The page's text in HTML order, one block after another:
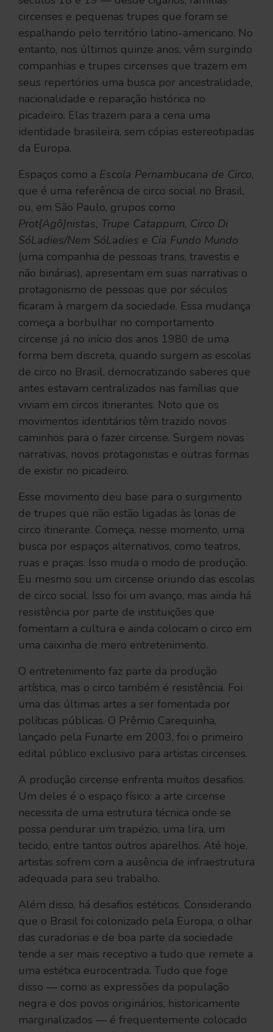
circenses e pequenas trupes que foram se
espalhando pelo território latino-americano. No
entanto, nos últimos quinze anos, vêm surgindo
companhias e trupes circenses que trazem em
seus repertórios uma busca por ancestralidade,
nacionalidade e reparação histórica no
picadeiro. Elas trazem para a cena uma
identidade brasileira, sem cópias estereotipadas
da Europa.
Espaços como a Escola Pernambucana de Circo,
que é uma referência de circo social no Brasil,
ou, em São Paulo, grupos como
Prot{Agô}nistas, Trupe Catappum, Circo Di
SóLadies/Nem SóLadies e Cia Fundo Mundo
(uma companhia de pessoas trans, travestis e
não binárias), apresentam em suas narrativas o
protagonismo de pessoas que por séculos
ficaram à margem da sociedade. Essa mudança
começa a borbulhar no comportamento
circense já no início dos anos 1980 de uma
forma bem discreta, quando surgem as escolas
de circo no Brasil, democratizando saberes que
antes estavam centralizados nas famílias que
viviam em circos itinerantes. Noto que os
movimentos identitários têm trazido novos
caminhos para o fazer circense. Surgem novas
narrativas, novos protagonistas e outras formas
de existir no picadeiro.
Esse movimento deu base para o surgimento
de trupes que não estão ligadas às lonas de
circo itinerante. Começa, nesse momento, uma
busca por espaços alternativos, como teatros,
ruas e praças. Isso muda o modo de produção.
Eu mesmo sou um circense oriundo das escolas
de circo social. Isso foi um avanço, mas ainda há
resistência por parte de instituições que
fomentam a cultura e ainda colocam o circo em
uma caixinha de mero entretenimento.
O entretenimento faz parte da produção
artística, mas o circo também é resistência. Foi
uma das últimas artes a ser fomentada por
políticas públicas. O Prêmio Carequinha,
lançado pela Funarte em 2003, foi o primeiro
edital público exclusivo para artistas circenses.
A produção circense enfrenta muitos desafios.
Um deles é o espaço físico: a arte circense
necessita de uma estrutura técnica onde se
possa pendurar um trapézio, uma lira, um
tecido, entre tantos outros aparelhos. Até hoje,
artistas sofrem com a ausência de infraestrutura
adequada para seu trabalho.
Além disso, há desafios estéticos. Considerando
que o Brasil foi colonizado pela Europa, o olhar
das curadorias e de boa parte da sociedade
tende a ser mais receptivo a tudo que remete a
uma estética eurocentrada. Tudo que foge
disso — como as expressões da população
negra e dos povos originários, historicamente
marginalizados — é frequentemente colocado